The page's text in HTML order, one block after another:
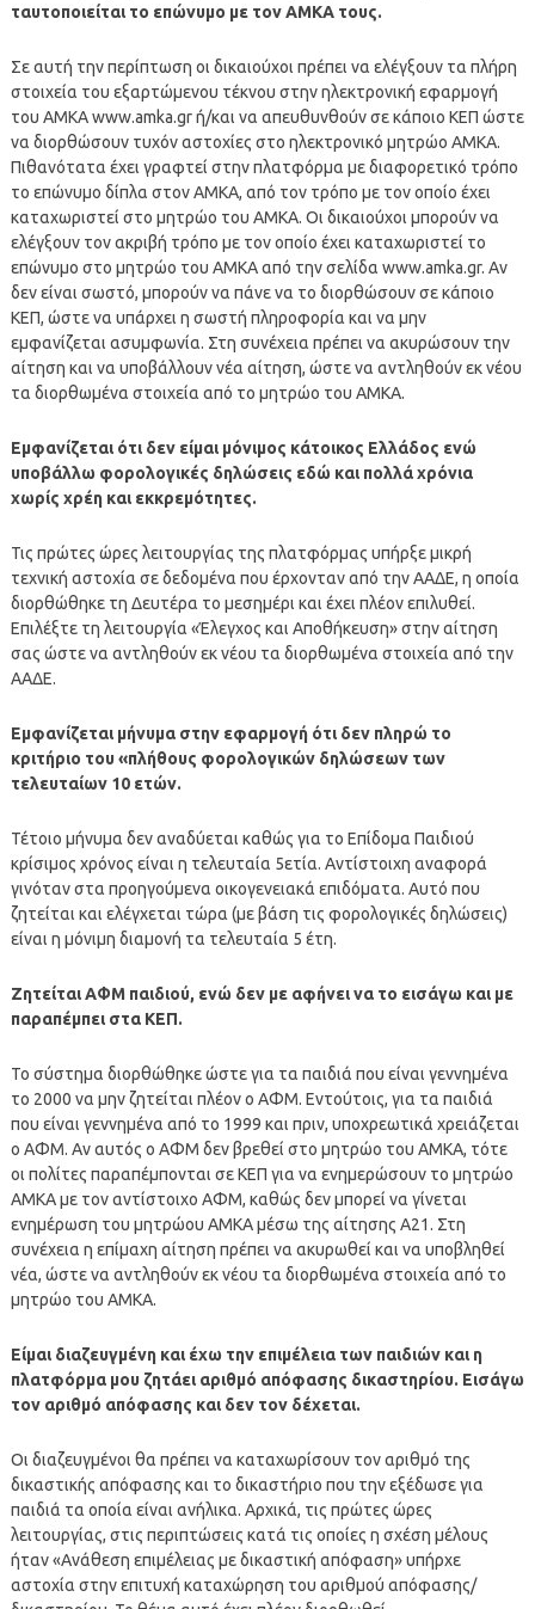
ταυτοποιείται το επώνυμο με τον ΑΜΚΑ τους.
Σε αυτή την περίπτωση οι δικαιούχοι πρέπει να ελέγξουν τα πλήρη
στοιχεία του εξαρτώμενου τέκνου στην ηλεκτρονική εφαρμογή
του ΑΜΚΑ www.amka.gr ή/και να απευθυνθούν σε κάποιο ΚΕΠ ώστε
να διορθώσουν τυχόν αστοχίες στο ηλεκτρονικό μητρώο ΑΜΚΑ.
Πιθανότατα έχει γραφτεί στην πλατφόρμα με διαφορετικό τρόπο
το επώνυμο δίπλα στον ΑΜΚΑ, από τον τρόπο με τον οποίο έχει
καταχωριστεί στο μητρώο του ΑΜΚΑ. Οι δικαιούχοι μπορούν να
ελέγξουν τον ακριβή τρόπο με τον οποίο έχει καταχωριστεί το
επώνυμο στο μητρώο του ΑΜΚΑ από την σελίδα www.amka.gr. Αν
δεν είναι σωστό, μπορούν να πάνε να το διορθώσουν σε κάποιο
ΚΕΠ, ώστε να υπάρχει η σωστή πληροφορία και να μην
εμφανίζεται ασυμφωνία. Στη συνέχεια πρέπει να ακυρώσουν την
αίτηση και να υποβάλλουν νέα αίτηση, ώστε να αντληθούν εκ νέου
τα διορθωμένα στοιχεία από το μητρώο του ΑΜΚΑ.
Εμφανίζεται ότι δεν είμαι μόνιμος κάτοικος Ελλάδος ενώ
υποβάλλω φορολογικές δηλώσεις εδώ και πολλά χρόνια
χωρίς χρέη και εκκρεμότητες.
Τις πρώτες ώρες λειτουργίας της πλατφόρμας υπήρξε μικρή
τεχνική αστοχία σε δεδομένα που έρχονταν από την ΑΑΔΕ, η οποία
διορθώθηκε τη Δευτέρα το μεσημέρι και έχει πλέον επιλυθεί.
Επιλέξτε τη λειτουργία «Έλεγχος και Αποθήκευση» στην αίτηση
σας ώστε να αντληθούν εκ νέου τα διορθωμένα στοιχεία από την
ΑΑΔΕ.
Εμφανίζεται μήνυμα στην εφαρμογή ότι δεν πληρώ το
κριτήριο του «πλήθους φορολογικών δηλώσεων των
τελευταίων 10 ετών.
Τέτοιο μήνυμα δεν αναδύεται καθώς για το Επίδομα Παιδιού
κρίσιμος χρόνος είναι η τελευταία 5ετία. Αντίστοιχη αναφορά
γινόταν στα προηγούμενα οικογενειακά επιδόματα. Αυτό που
ζητείται και ελέγχεται τώρα (με βάση τις φορολογικές δηλώσεις)
είναι η μόνιμη διαμονή τα τελευταία 5 έτη.
Ζητείται ΑΦΜ παιδιού, ενώ δεν με αφήνει να το εισάγω και με
παραπέμπει στα ΚΕΠ.
Το σύστημα διορθώθηκε ώστε για τα παιδιά που είναι γεννημένα
το 2000 να μην ζητείται πλέον ο ΑΦΜ. Εντούτοις, για τα παιδιά
που είναι γεννημένα από το 1999 και πριν, υποχρεωτικά χρειάζεται
ο ΑΦΜ. Αν αυτός ο ΑΦΜ δεν βρεθεί στο μητρώο του ΑΜΚΑ, τότε
οι πολίτες παραπέμπονται σε ΚΕΠ για να ενημερώσουν το μητρώο
ΑΜΚΑ με τον αντίστοιχο ΑΦΜ, καθώς δεν μπορεί να γίνεται
ενημέρωση του μητρώου ΑΜΚΑ μέσω της αίτησης Α21. Στη
συνέχεια η επίμαχη αίτηση πρέπει να ακυρωθεί και να υποβληθεί
νέα, ώστε να αντληθούν εκ νέου τα διορθωμένα στοιχεία από το
μητρώο του ΑΜΚΑ.
Είμαι διαζευγμένη και έχω την επιμέλεια των παιδιών και η
πλατφόρμα μου ζητάει αριθμό απόφασης δικαστηρίου. Εισάγω
τον αριθμό απόφασης και δεν τον δέχεται.
Οι διαζευγμένοι θα πρέπει να καταχωρίσουν τον αριθμό της
δικαστικής απόφασης και το δικαστήριο που την εξέδωσε για
παιδιά τα οποία είναι ανήλικα. Αρχικά, τις πρώτες ώρες
λειτουργίας, στις περιπτώσεις κατά τις οποίες η σχέση μέλους
ήταν «Ανάθεση επιμέλειας με δικαστική απόφαση» υπήρχε
αστοχία στην επιτυχή καταχώρηση του αριθμού απόφασης/